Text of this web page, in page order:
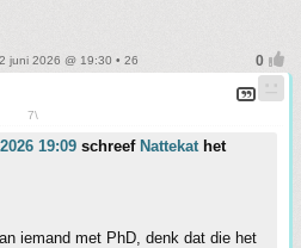
juni 2026 @ 19:30 • 26
7\
19:09 schreef Nattekathet
iemand met PhD, denk dat die het